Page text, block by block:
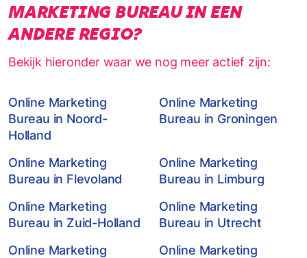
MARKETING BUREAU IN EEN
ANDERE REGIO?
Bekijk hieronder waar we nog meer actief zijn:
Online Marketing
Bureau in Noord-
Holland
Online Marketing
Bureau in Groningen
Online Marketing
Bureau in Flevoland
Online Marketing
Bureau in Limburg
Online Marketing
Bureau in Zuid-Holland
Online Marketing
Bureau in Utrecht
Online Marketing
Online Marketing